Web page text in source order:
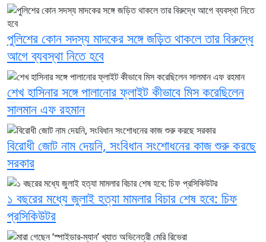
পুলিশের কোন সদস্য মাদকের সঙ্গে জড়িত থাকলে তার বিরুদ্ধে
আগে ব্যবস্থা নিতে হবে
শেখ হাসিনার সঙ্গে পালানোর ফ্লাইট কীভাবে মিস করেছিলেন
সালমান এফ রহমান
বিরোধী জোট নাম দেয়নি, সংবিধান সংশোধনের কাজ শুরু করছে
সরকার
১ বছরের মধ্যে জুলাই হত্যা মামলার বিচার শেষ হবে: চিফ
প্রসিকিউটর